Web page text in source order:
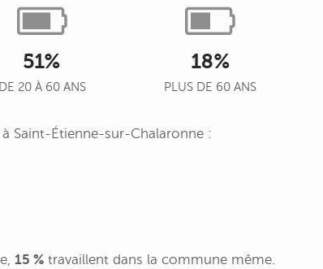
51%
DE 20 À 60 ANS
18%
PLUS DE 60 ANS
Saint-Étienne-sur-Chalaronne :
15 % travaillent dans la commune même.